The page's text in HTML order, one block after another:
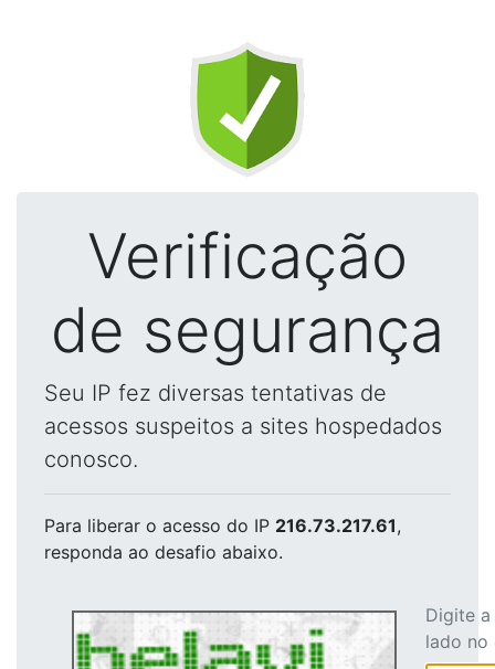
Verificação
de segurança
Seu IP fez diversas tentativas de
acessos suspeitos a sites hospedados
conosco.
Para liberar o acesso do IP 216.73.217.61,
responda ao desafio abaixo.
Digite
lado no